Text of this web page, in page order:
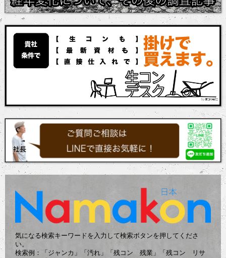
気になる検索キーワードを入力して検索ボタンを押してくださ
い。
検索例：「ジャンカ」「汚れ」「残コン 残業」「残コン リサ